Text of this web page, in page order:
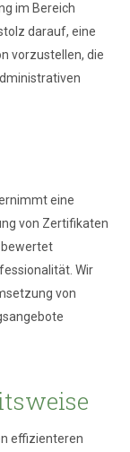
im Bereich
darauf, eine
vorzustellen, die
eine
von Zertifikaten
bewertet
Wir
von
effizienteren